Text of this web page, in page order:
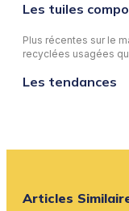
Les tuiles
Plus récentes sur le
recyclées usagées
Les tendances
Articles